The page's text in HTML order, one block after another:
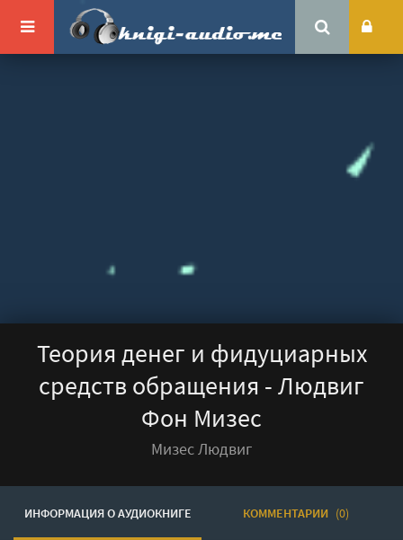
Теория денег и фидуциарных
средств обращения - Людвиг
Фон Мизес
Мизес Людвиг
ИНФОРМАЦИЯ О АУДИОКНИГЕ КОММЕНТАРИИ (0)